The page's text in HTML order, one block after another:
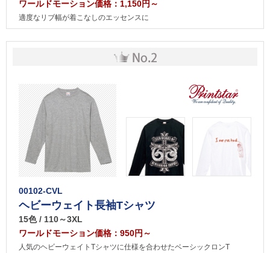
ワールドモーション価格：1,150円～
適度なリブ幅が着こなしのエッセンスに
00102-CVL
ヘビーウェイト長袖Tシャツ
15色 / 110～3XL
ワールドモーション価格：950円～
人気のヘビーウェイトTシャツに仕様を合わせたベーシックロンT